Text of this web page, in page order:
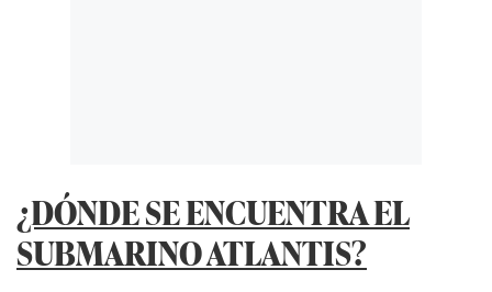
¿DÓNDE SE ENCUENTRA EL
SUBMARINO ATLANTIS?